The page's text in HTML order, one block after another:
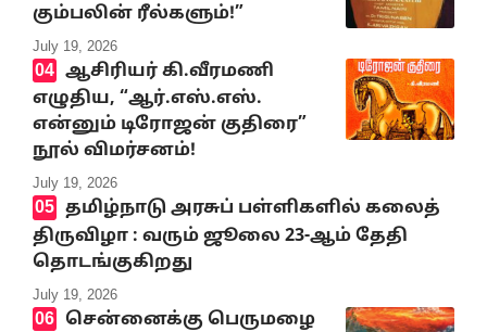
கும்பலின் ரீல்களும்!”
July 19, 2026
ஆசிரியர் கி.வீரமணி
எழுதிய, “ஆர்.எஸ்.எஸ்.
என்னும் டிரோஜன் குதிரை”
நூல் விமர்சனம்!
July 19, 2026
தமிழ்நாடு அரசுப் பள்ளிகளில் கலைத்
திருவிழா : வரும் ஜூலை 23-ஆம் தேதி
தொடங்குகிறது
July 19, 2026
சென்னைக்கு பெருமழை